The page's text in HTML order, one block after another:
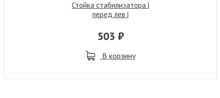
Стойка стабилизатора |
перед лев |
503 ₽
В корзину